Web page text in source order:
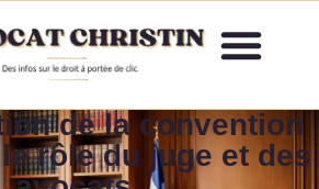
de la convention
rôle du juge et des